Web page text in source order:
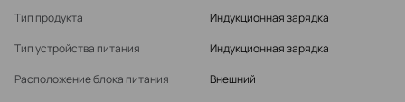
Тип продукта
Индукционная зарядка
Тип устройства питания
Индукционная зарядка
Расположение блока питания
Внешний